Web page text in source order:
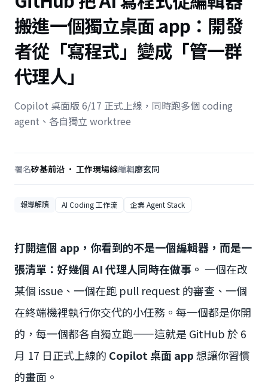
搬進一個獨立桌面 app：開發
者從「寫程式」變成「管一群
代理人」
Copilot 桌面版 6/17 正式上線，同時跑多個 coding
agent、各自獨立 worktree
署名矽基前沿 · 工作現場線編輯廖玄同
報導解讀 AI Coding 工作流 企業 Agent Stack
打開這個 app，你看到的不是一個編輯器，而是一
張清單：好幾個 AI 代理人同時在做事。 一個在改
某個 issue、一個在跑 pull request 的審查、一個
在終端機裡執行你交代的小任務。每一個都是你開
的，每一個都各自獨立跑——這就是 GitHub 於 6
月 17 日正式上線的 Copilot 桌面 app想讓你習慣
的畫面。